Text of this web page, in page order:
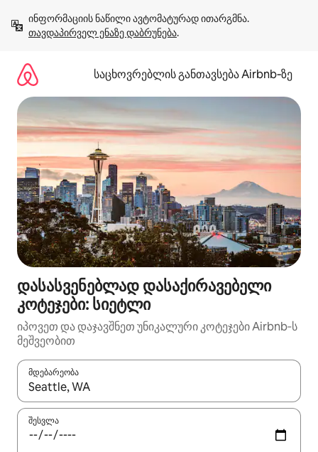
გადასვლა
თავდაპირველ ენაზე დაბრუნება.
საცხოვრებლის განთავსება Airbnb‑ზე
დასასვენებლად დასაქირავებელი
კოტეჯები: სიეტლი
იპოვეთ და დაჯავშნეთ უნიკალური კოტეჯები Airbnb‑ს
მეშვეობით
მდებარეობა
როცა შედეგები ხელმისაწვდომი გახდება, ნავიგაციისთვის
შესვლა